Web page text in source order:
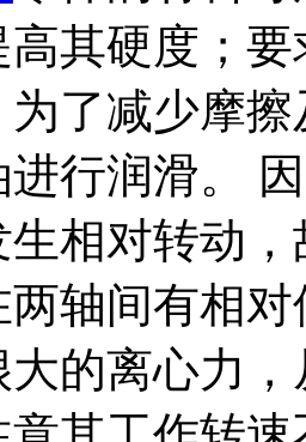
高其硬度；
了减少摩
行润滑。
相对转动
轴间有相
的离心力